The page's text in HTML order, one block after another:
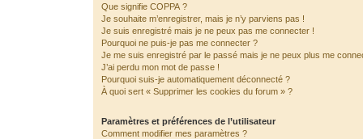
Que signifie COPPA ?
Je souhaite m’enregistrer, mais je n’y parviens pas !
Je suis enregistré mais je ne peux pas me connecter !
Pourquoi ne puis-je pas me connecter ?
Je me suis enregistré par le passé mais je ne peux plus me
J’ai perdu mon mot de passe !
Pourquoi suis-je automatiquement déconnecté ?
À quoi sert « Supprimer les cookies du forum » ?
Paramètres et préférences de l’utilisateur
Comment modifier mes paramètres ?